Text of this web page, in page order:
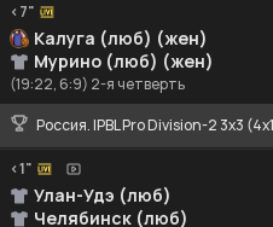
<7"
Калуга (люб) (жен)
Мурино (люб) (жен)
(19:22, 6:9) 2-я четверть
Россия. IPBL Pro Division-2 3x3
<1"
Улан-Удэ (люб)
Челябинск (люб)